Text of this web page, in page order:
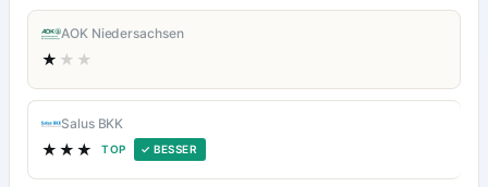
AOK Niedersachsen
★ ★★
Salus BKK
★★★ TOP ✓ BESSER